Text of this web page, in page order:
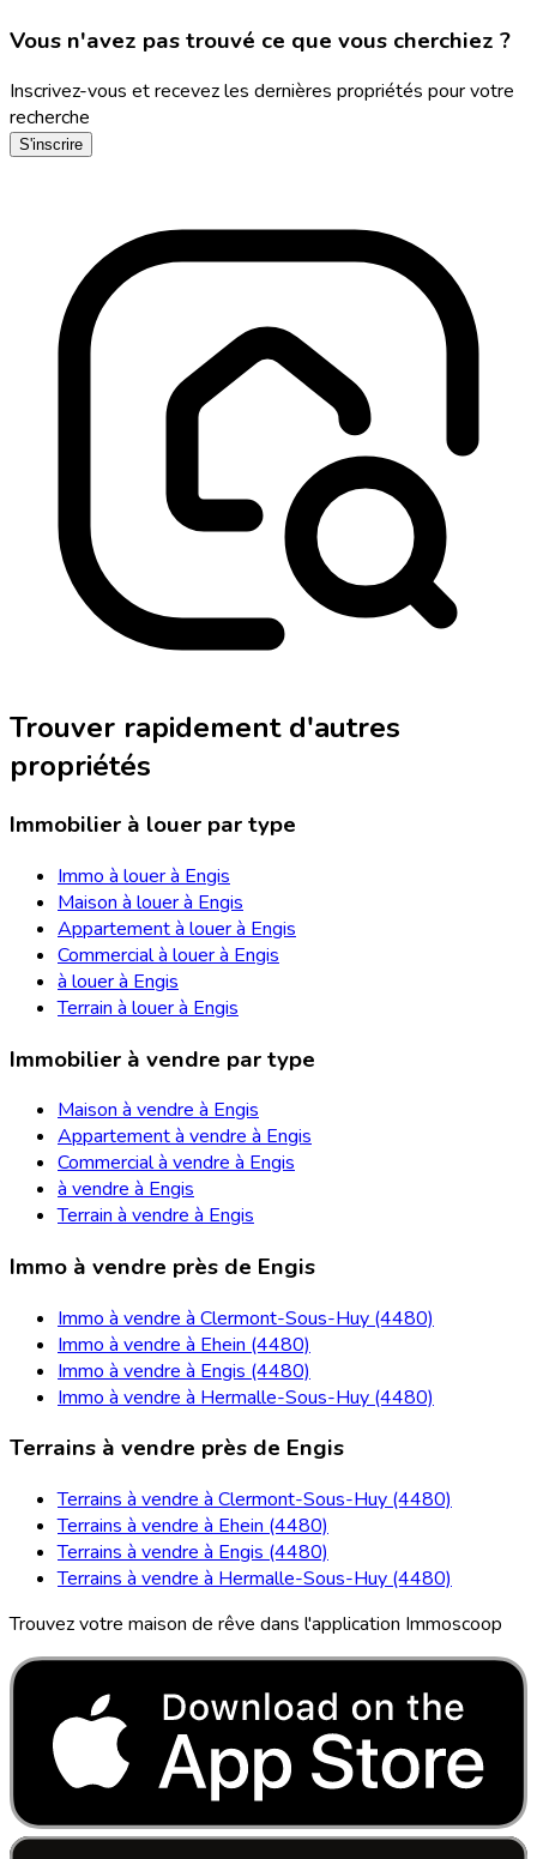
Vous n'avez pas trouvé ce que vous cherchiez ?
Inscrivez-vous et recevez les dernières propriétés pour votre
recherche
S'inscrire
Trouver rapidement d'autres
propriétés
Immobilier à louer par type
Immo à louer à Engis
Maison à louer à Engis
Appartement à louer à Engis
Commercial à louer à Engis
à louer à Engis
Terrain à louer à Engis
Immobilier à vendre par type
Maison à vendre à Engis
Appartement à vendre à Engis
Commercial à vendre à Engis
à vendre à Engis
Terrain à vendre à Engis
Immo à vendre près de Engis
Immo à vendre à Clermont-Sous-Huy (4480)
Immo à vendre à Ehein (4480)
Immo à vendre à Engis (4480)
Immo à vendre à Hermalle-Sous-Huy (4480)
Terrains à vendre près de Engis
Terrains à vendre à Clermont-Sous-Huy (4480)
Terrains à vendre à Ehein (4480)
Terrains à vendre à Engis (4480)
Terrains à vendre à Hermalle-Sous-Huy (4480)
Trouvez votre maison de rêve dans l'application Immoscoop